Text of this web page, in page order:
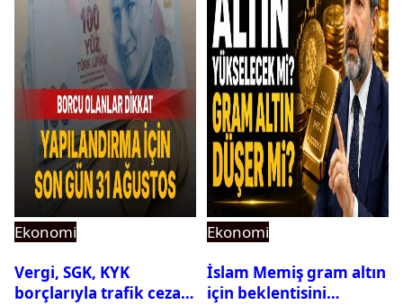
Ekonomi
Vergi, SGK, KYK
borçlarıyla trafik cezası
Ekonomi
İslam Memiş gram altın
için beklentisini